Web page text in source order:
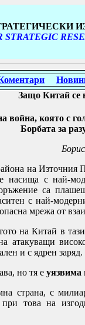
STRATEGIC
Защо Китай се
война, която с
Борбата за
на Източния
насища с най-
са
с най-
мрежа от
на Китай в
атакуващи
и с ядрен заряд.
но тя е уязвима
страна, с
това на